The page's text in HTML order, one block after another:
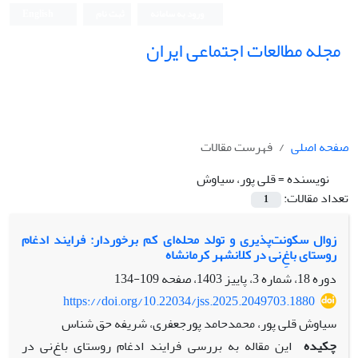
مجله مطالعات اجتماعی ایران
صفحه اصلی
فهرست مقالات
نویسنده =قلی پور، سیاوش
تعداد مقالات:
1
زوال سکونت‌پذیری و تولد محله‌ای کم برخوردار: فرایند ادغام
روستای باغِ‌نی در کلانشهر کرمانشاه
دوره 18، شماره 3، پاییز 1403، صفحه
109-134
https://doi.org/10.22034/jss.2025.2049703.1880
سیاوش قلی پور، محمدحامد پورجعفری، شریفه حق شناس
چکیده این مقاله به بررسی فرایند ادغام روستای باغ‌نی در